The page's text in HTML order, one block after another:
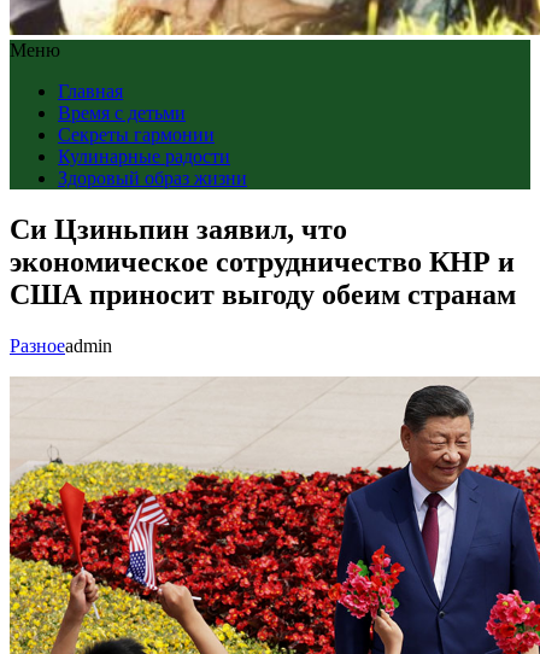
Меню
Главная
Время с детьми
Секреты гармонии
Кулинарные радости
Здоровый образ жизни
Си Цзиньпин заявил, что
экономическое сотрудничество КНР и
США приносит выгоду обеим странам
Разноеadmin